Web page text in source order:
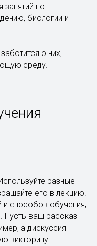
занятий по
биологии и
о них,
среду.
разные
его в лекцию.
и способов обучения,
Пусть ваш рассказ
а дискуссия
викторину.